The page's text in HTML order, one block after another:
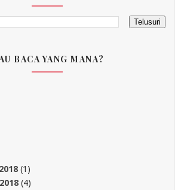
BACA YANG MANA?
(1)
(4)